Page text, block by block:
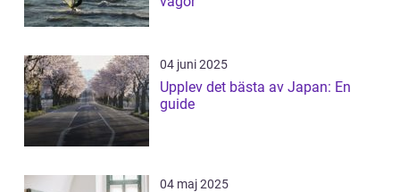
04 juni 2025
Upplev det bästa av Japan: En
guide
04 maj 2025